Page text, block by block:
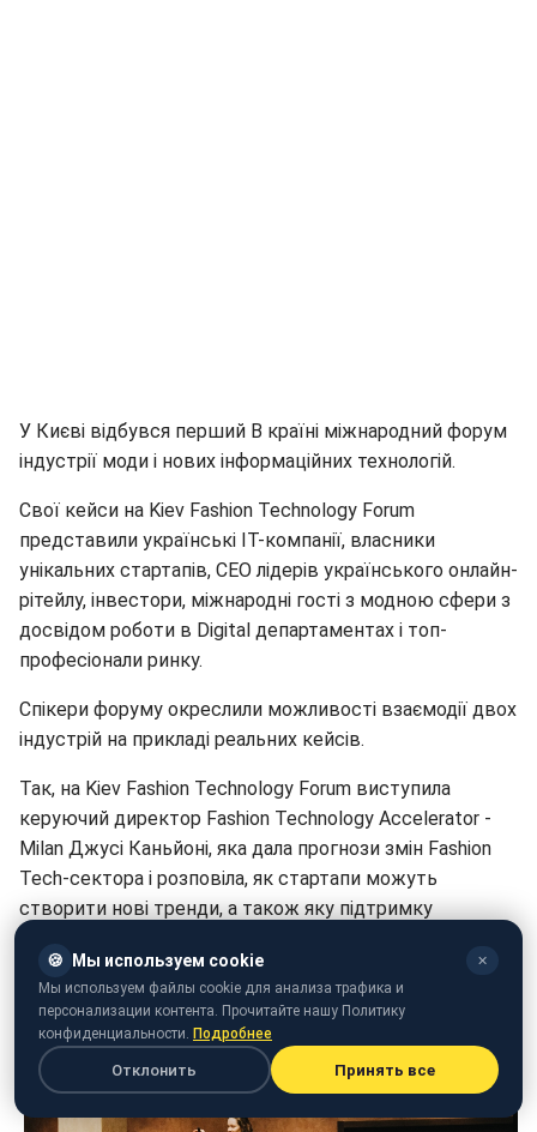
У Києві відбувся перший В країні міжнародний форум
індустрії моди і нових інформаційних технологій.
Свої кейси на Kiev Fashion Technology Forum
представили українські IT-компанії, власники
унікальних стартапів, СЕО лідерів українського онлайн-
рітейлу, інвестори, міжнародні гості з модною сфери з
досвідом роботи в Digital департаментах і топ-
професіонали ринку.
Спікери форуму окреслили можливості взаємодії двох
індустрій на прикладі реальних кейсів.
Так, на Kiev Fashion Technology Forum виступила
керуючий директор Fashion Technology Accelerator -
Milan Джусі Каньйоні, яка дала прогнози змін Fashion
Tech-сектора і розповіла, як стартапи можуть
створити нові тренди, а також яку підтримку
Accelerator.
🍪 Мы используем cookie ✕
Мы используем файлы cookie для анализа трафика и
персонализации контента. Прочитайте нашу Политику
конфиденциальности. Подробнее
Отклонить Принять все